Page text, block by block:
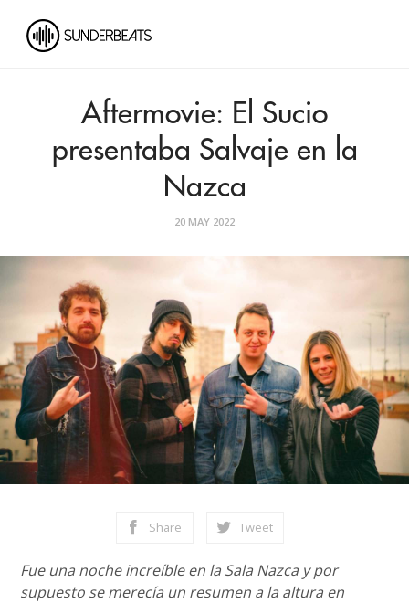
Aftermovie: El Sucio
presentaba Salvaje en la
Nazca
20 MAY 2022
Share Tweet
Fue una noche increíble en la Sala Nazca y por
supuesto se merecía un resumen a la altura en